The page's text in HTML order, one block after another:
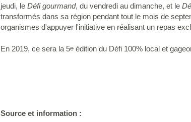
jeudi, le Défi gourmand, du vendredi au dimanche, et le
transformés dans sa région pendant tout le mois de
organismes d'appuyer l'initiative en réalisant un repas
En 2019, ce sera la 5e édition du Défi 100% local et
Source et information :